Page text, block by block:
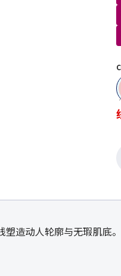
造动人轮廓与无瑕肌底。